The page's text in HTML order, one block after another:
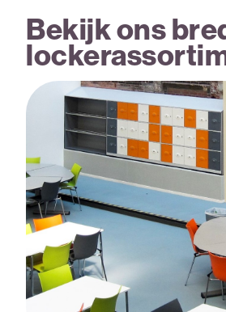
Bekijk ons